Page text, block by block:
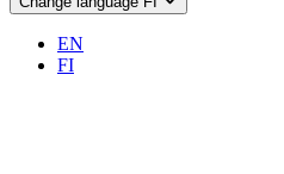
EN
FI